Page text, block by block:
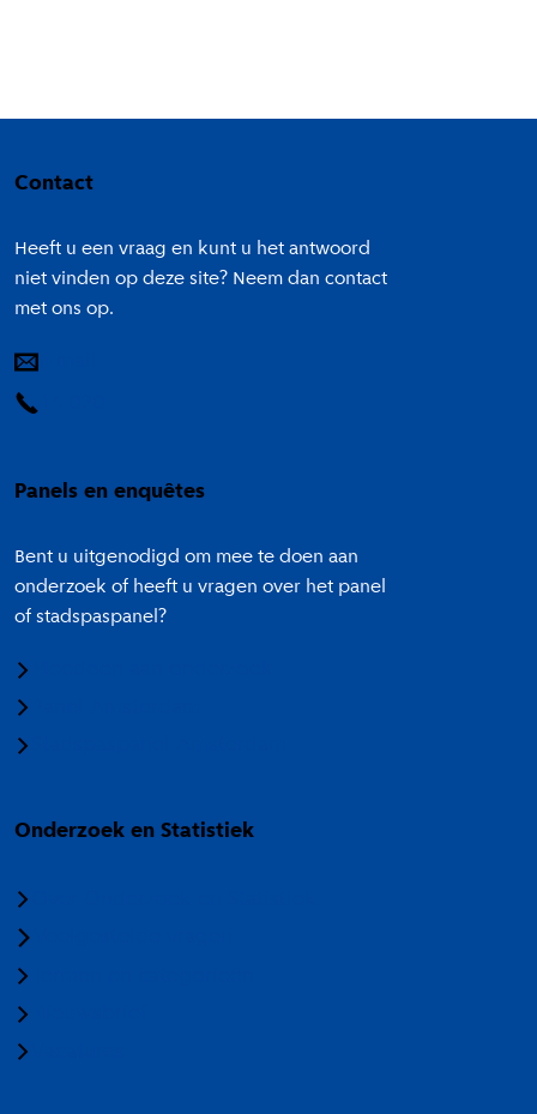
Contact
Heeft u een vraag en kunt u het antwoord
niet vinden op deze site? Neem dan contact
met ons op.
Panels en enquêtes
Bent u uitgenodigd om mee te doen aan
onderzoek of heeft u vragen over het panel
of stadspaspanel?
Onderzoek en Statistiek